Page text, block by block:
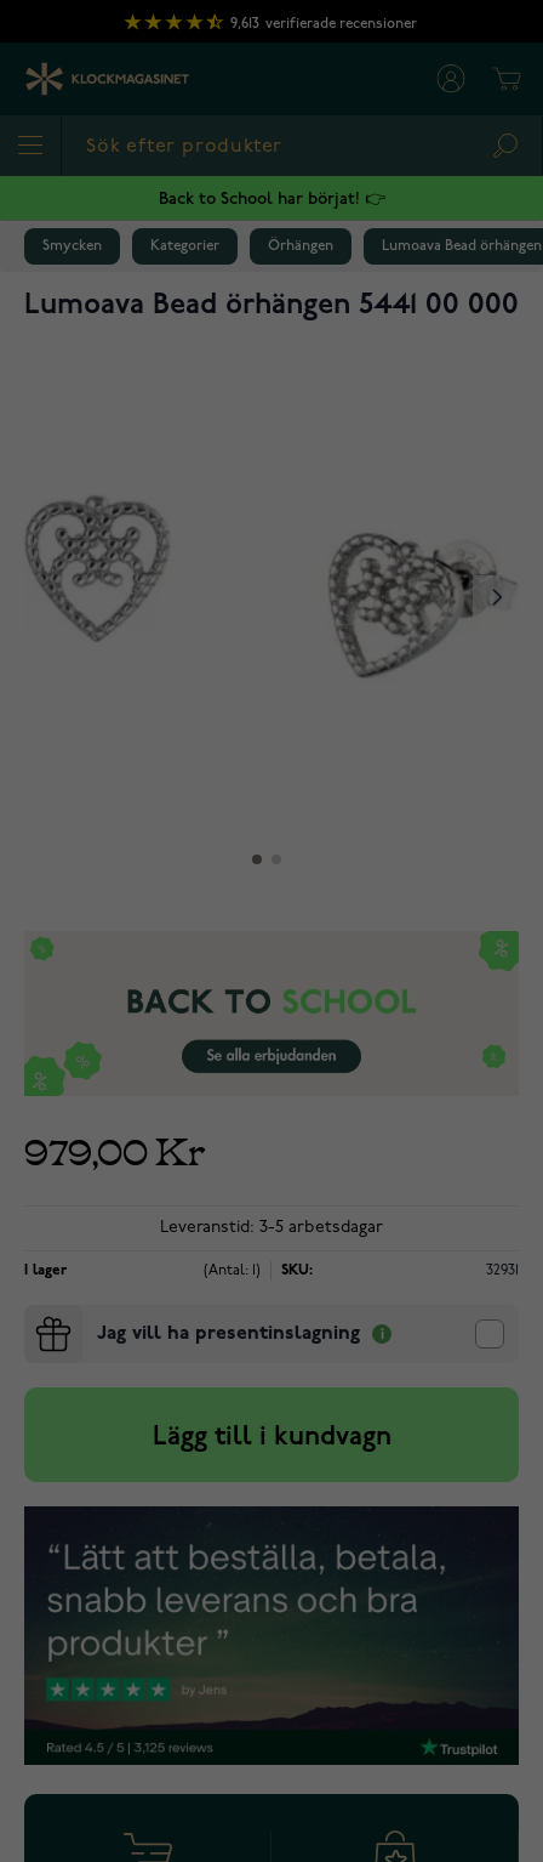
Hoppa till innehållet
9,613 verifierade recensioner
Back to School har börjat! 👉
Smycken Kategorier Örhängen Lumoava Bead örhängen
Lumoava Bead örhängen 5441 00 000
979,00 Kr
Leveranstid: 3-5 arbetsdagar
I lager (Antal: 1) SKU: 32931
Jag vill ha presentinslagning
Lägg till i kundvagn